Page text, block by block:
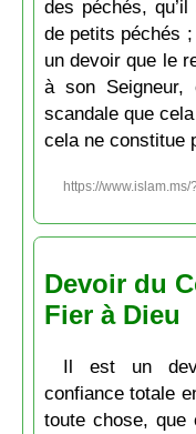
des péchés,
de petits péchés
un devoir que le
à son
scandale que
cela ne constitue
https://www.islam.ms/
Devoir du
Fier à Dieu
Il est un
confiance totale
toute chose, que